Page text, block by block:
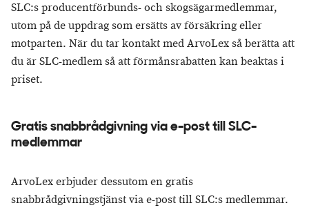
SLC:s producentförbunds- och skogsägarmedlemmar,
utom på de uppdrag som ersätts av försäkring eller
motparten. När du tar kontakt med ArvoLex så berätta att
du är SLC-medlem så att förmånsrabatten kan beaktas i
priset.
Gratis snabbrådgivning via e-post till SLC-
medlemmar
ArvoLex erbjuder dessutom en gratis
snabbrådgivningstjänst via e-post till SLC:s medlemmar.